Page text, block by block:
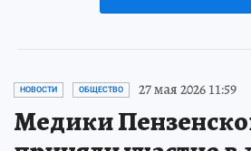
НОВОСТИ ОБЩЕСТВО 27 мая 2026 11:59
Медики